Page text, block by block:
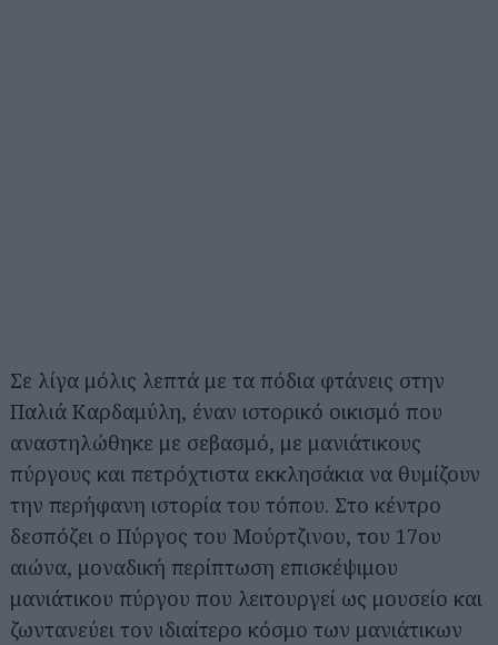
Σε λίγα μόλις λεπτά με τα πόδια φτάνεις στην
Παλιά Καρδαμύλη, έναν ιστορικό οικισμό που
αναστηλώθηκε με σεβασμό, με μανιάτικους
πύργους και πετρόχτιστα εκκλησάκια να θυμίζουν
την περήφανη ιστορία του τόπου. Στο κέντρο
δεσπόζει ο Πύργος του Μούρτζινου, του 17ου
αιώνα, μοναδική περίπτωση επισκέψιμου
μανιάτικου πύργου που λειτουργεί ως μουσείο και
ζωντανεύει τον ιδιαίτερο κόσμο των μανιάτικων